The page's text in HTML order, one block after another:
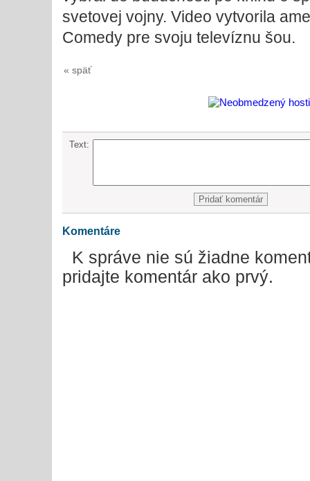
svetovej vojny. Video vytvorila
Comedy pre svoju televíznu šou.
« späť
Text:
Komentáre
K správe nie sú žiadne
pridajte komentár ako prvý.